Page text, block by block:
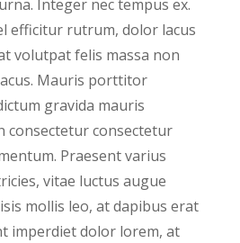
Integer nec tempus ex.
efficitur rutrum, dolor lacus
volutpat felis massa non
Mauris porttitor
gravida mauris
consectetur consectetur
Praesent varius
vitae luctus augue
mollis leo, at dapibus erat
imperdiet dolor lorem, at